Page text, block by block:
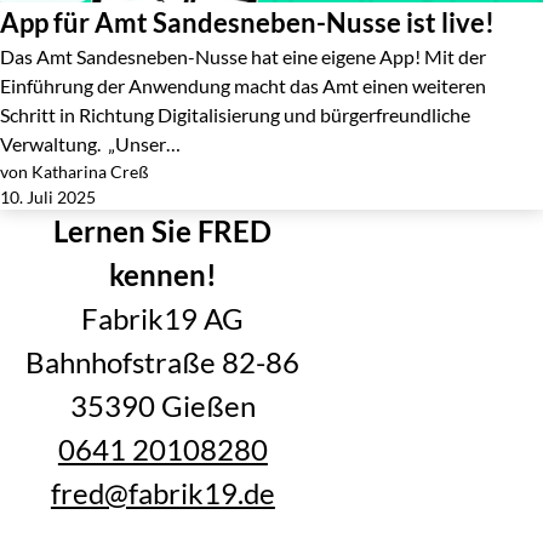
App für Amt Sandesneben-Nusse ist live!
Das Amt Sandesneben-Nusse hat eine eigene App! Mit der
Einführung der Anwendung macht das Amt einen weiteren
Schritt in Richtung Digitalisierung und bürgerfreundliche
Verwaltung. „Unser…
von Katharina Creß
10. Juli 2025
Lernen Sie FRED
kennen!
Fabrik19 AG
Bahnhofstraße 82-86
35390 Gießen
0641 20108280
fred@fabrik19.de